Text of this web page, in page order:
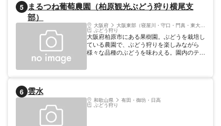
5 まるつね葡萄農園（柏原観光ぶどう狩り横尾支
部）
大阪府 大阪東部（寝屋川・守口・門真・東大阪）
ぶどう狩り
大阪府柏原市にある果樹園。ぶどうを栽培し
ている農園で、ぶどう狩りを楽しみながら
様々な品種のぶどうを味わえる。園内のテー
6 雲水
和歌山県 有田・御坊・日高
ぶどう狩り